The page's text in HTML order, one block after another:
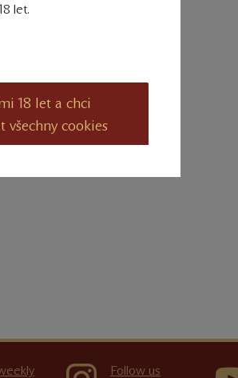
Follow us
let.
18 let a chci
všechny cookies